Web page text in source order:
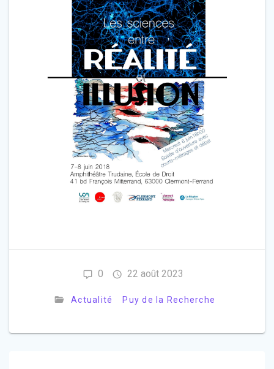
0 22 août 2023
Actualité Puy de la Recherche